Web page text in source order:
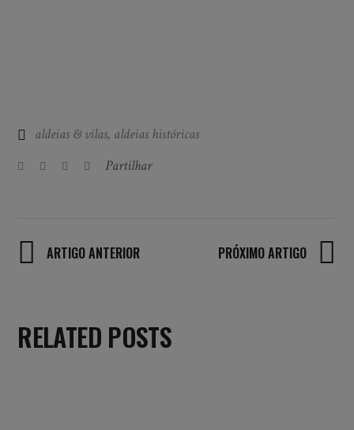
aldeias & vilas, aldeias históricas
Partilhar
ARTIGO ANTERIOR PRÓXIMO ARTIGO
RELATED POSTS